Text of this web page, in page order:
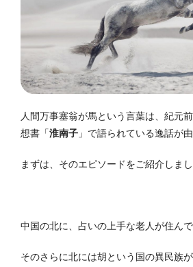
人間万事塞翁が馬という言葉は、紀元
想書「淮南子 」で語られている逸話が
まずは、そのエピソードをご紹介しまし
中国の北に、占いの上手な老人が住んで
そのさらに北には胡という国の異民族